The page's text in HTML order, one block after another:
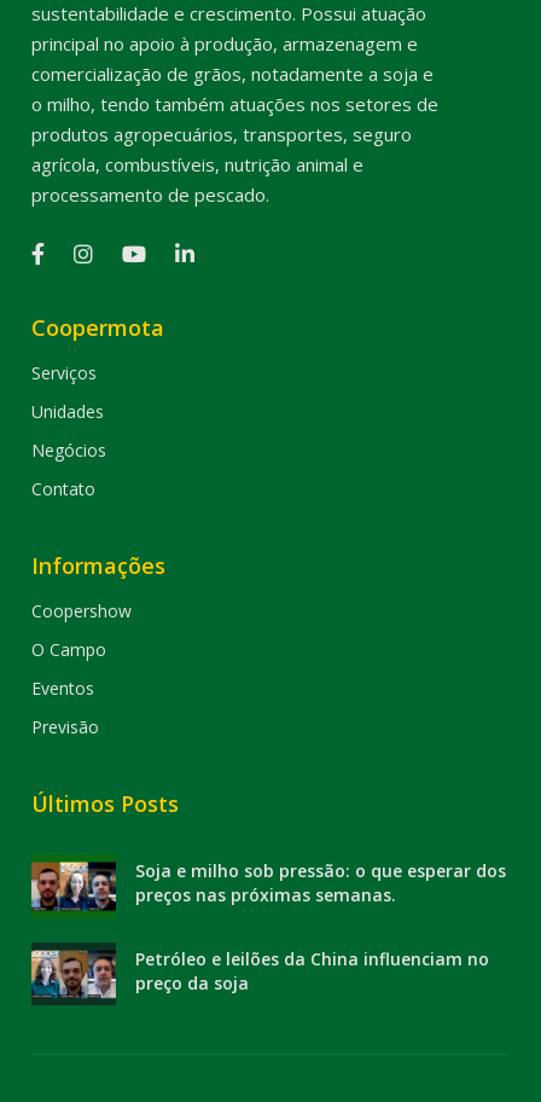
sustentabilidade e crescimento. Possui atuação
principal no apoio à produção, armazenagem e
comercialização de grãos, notadamente a soja e
o milho, tendo também atuações nos setores de
produtos agropecuários, transportes, seguro
agrícola, combustíveis, nutrição animal e
processamento de pescado.
Coopermota
Serviços
Unidades
Negócios
Contato
Informações
Coopershow
O Campo
Eventos
Previsão
Últimos Posts
Soja e milho sob pressão: o que esperar dos
preços nas próximas semanas.
Petróleo e leilões da China influenciam no
preço da soja